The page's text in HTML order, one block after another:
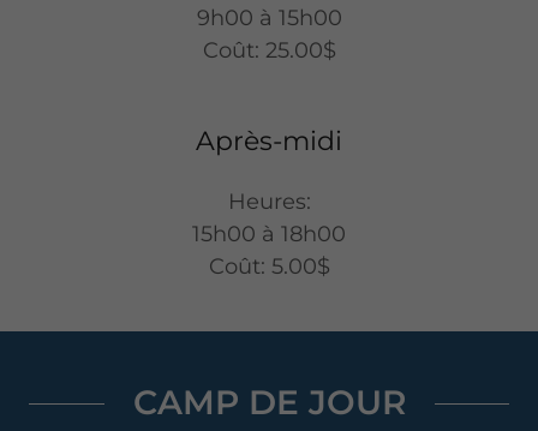
9h00 à 15h00
Coût: 25.00$
Après-midi
Heures:
15h00 à 18h00
Coût: 5.00$
CAMP DE JOUR